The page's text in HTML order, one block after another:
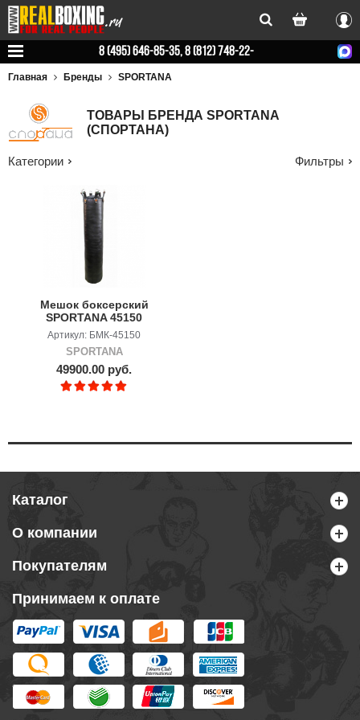
Вход
8 (495) 646-85-35, 8 (812) 748-22-
Главная Бренды SPORTANA
ТОВАРЫ БРЕНДА SPORTANA
(СПОРТАНА)
Категории Фильтры
Мешок боксерский
SPORTANA 45150
Артикул: БМК-45150
SPORTANA
49900.00 руб.
Каталог
О компании
Покупателям
Принимаем к оплате